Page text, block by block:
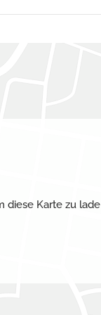
diese Karte zu